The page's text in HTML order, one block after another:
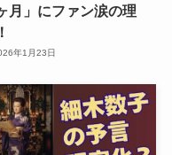
月」にファン涙の理
年1月23日